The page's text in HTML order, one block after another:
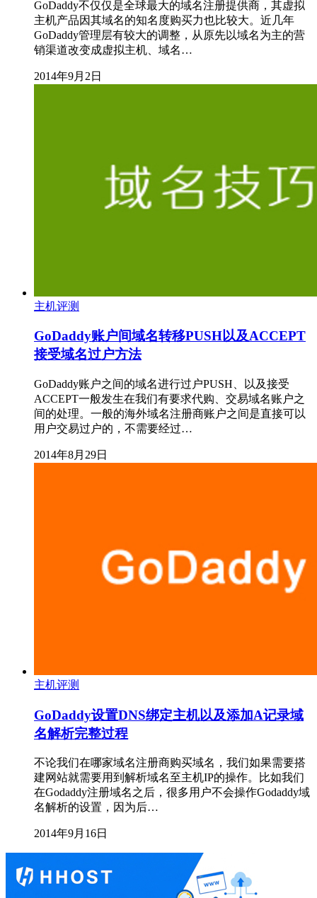
GoDaddy不仅仅是全球最大的域名注册提供商，其虚拟
主机产品因其域名的知名度购买力也比较大。近几年
GoDaddy管理层有较大的调整，从原先以域名为主的营
销渠道改变成虚拟主机、域名…
2014年9月2日
主机评测
GoDaddy账户间域名转移PUSH以及ACCEPT
接受域名过户方法
GoDaddy账户之间的域名进行过户PUSH、以及接受
ACCEPT一般发生在我们有要求代购、交易域名账户之
间的处理。一般的海外域名注册商账户之间是直接可以
用户交易过户的，不需要经过…
2014年8月29日
主机评测
GoDaddy设置DNS绑定主机以及添加A记录域
名解析完整过程
不论我们在哪家域名注册商购买域名，我们如果需要搭
建网站就需要用到解析域名至主机IP的操作。比如我们
在Godaddy注册域名之后，很多用户不会操作Godaddy域
名解析的设置，因为后…
2014年9月16日